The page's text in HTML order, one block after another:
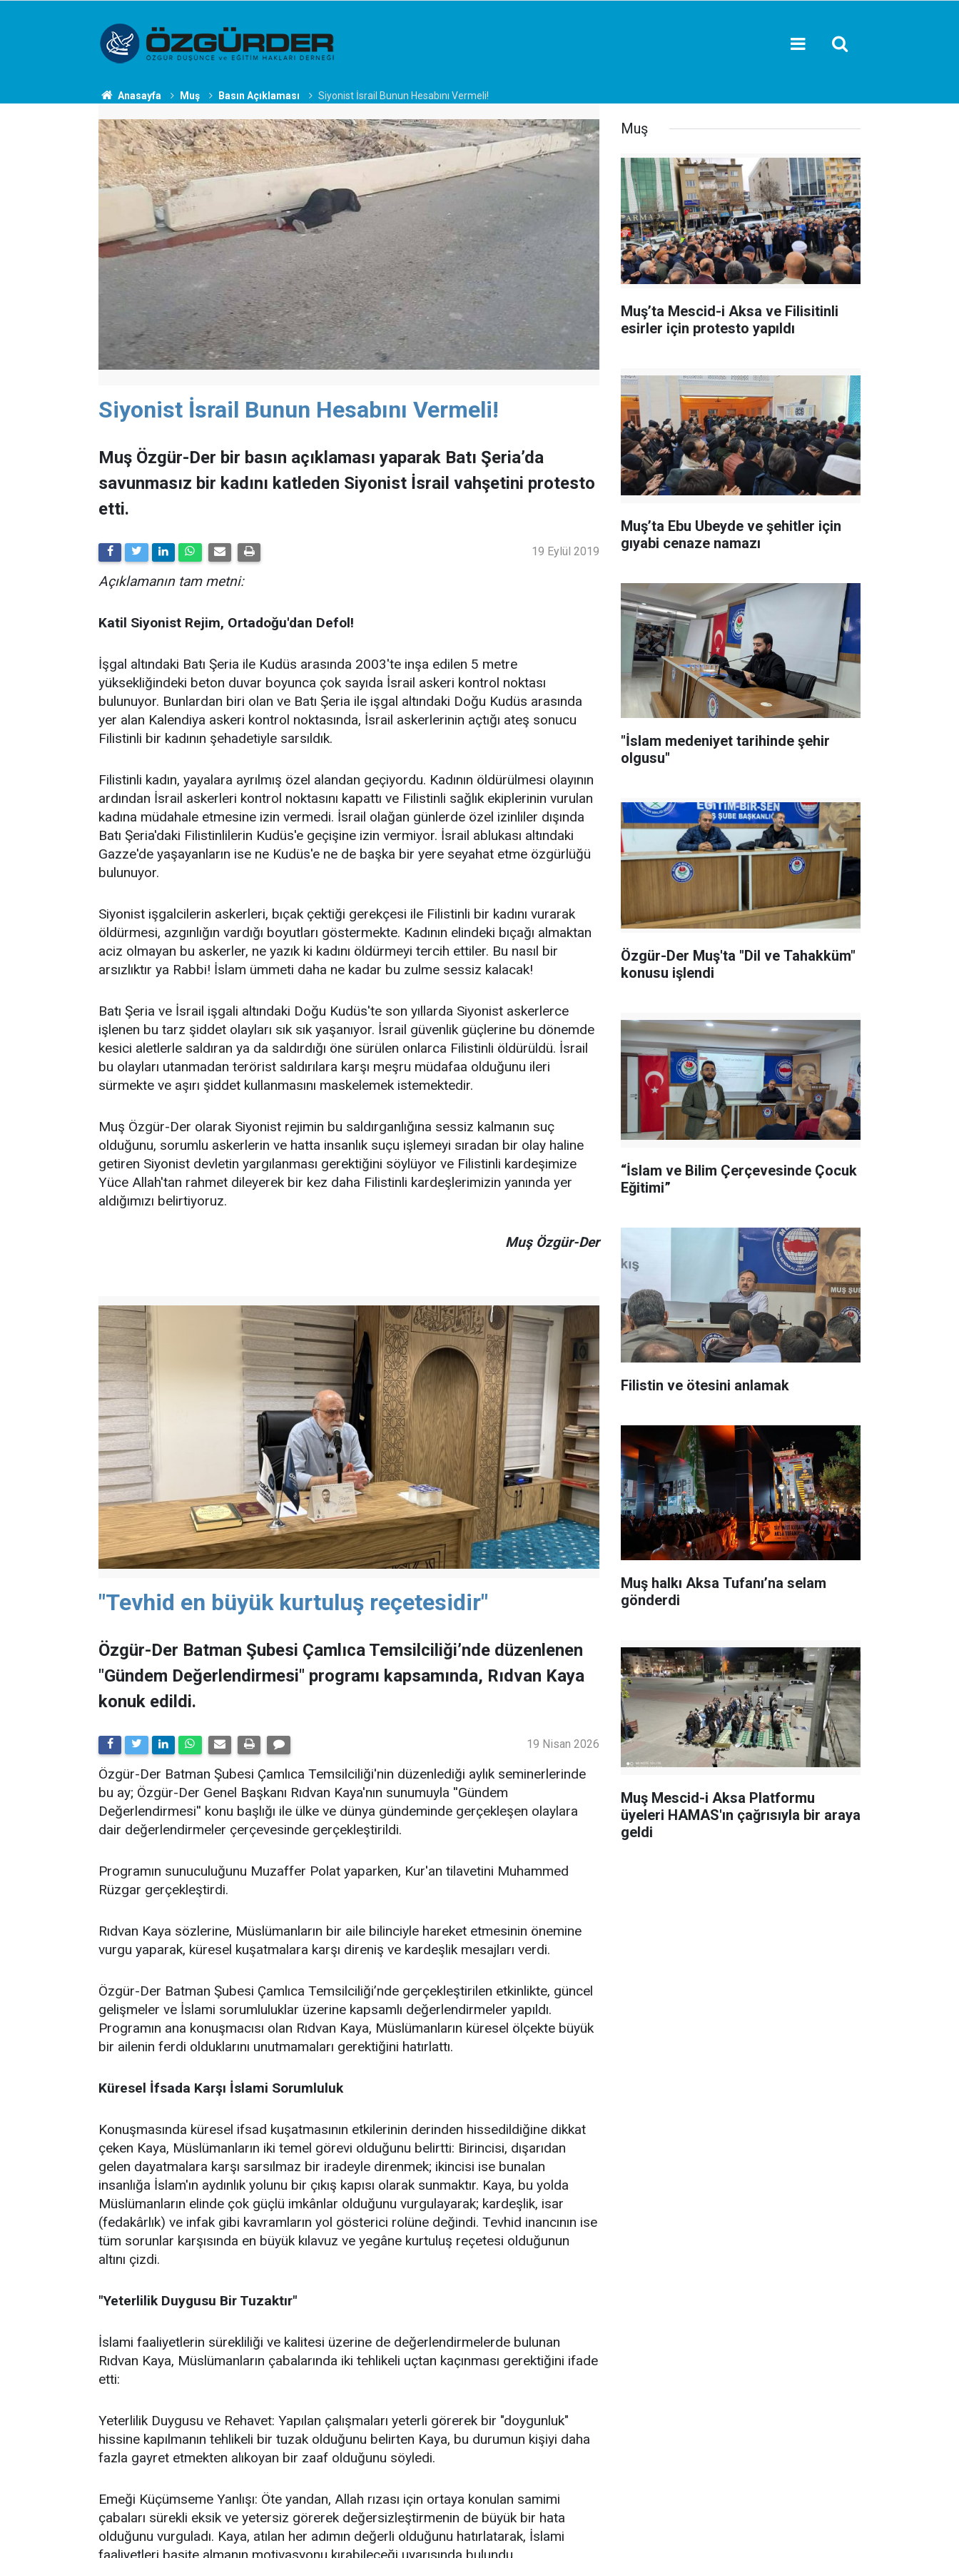
Anasayfa Muş Basın Açıklaması Siyonist İsrail Bunun Hesabını Vermeli!
Siyonist İsrail Bunun Hesabını Vermeli!
Muş Özgür-Der bir basın açıklaması yaparak Batı Şeria’da
savunmasız bir kadını katleden Siyonist İsrail vahşetini protesto
etti.
19 Eylül 2019
Açıklamanın tam metni:
Katil Siyonist Rejim, Ortadoğu'dan Defol!
İşgal altındaki Batı Şeria ile Kudüs arasında 2003'te inşa edilen 5 metre
yüksekliğindeki beton duvar boyunca çok sayıda İsrail askeri kontrol noktası
bulunuyor. Bunlardan biri olan ve Batı Şeria ile işgal altındaki Doğu Kudüs arasında
yer alan Kalendiya askeri kontrol noktasında, İsrail askerlerinin açtığı ateş sonucu
Filistinli bir kadının şehadetiyle sarsıldık.
Filistinli kadın, yayalara ayrılmış özel alandan geçiyordu. Kadının öldürülmesi olayının
ardından İsrail askerleri kontrol noktasını kapattı ve Filistinli sağlık ekiplerinin vurulan
kadına müdahale etmesine izin vermedi. İsrail olağan günlerde özel izinliler dışında
Batı Şeria'daki Filistinlilerin Kudüs'e geçişine izin vermiyor. İsrail ablukası altındaki
Gazze'de yaşayanların ise ne Kudüs'e ne de başka bir yere seyahat etme özgürlüğü
bulunuyor.
Siyonist işgalcilerin askerleri, bıçak çektiği gerekçesi ile Filistinli bir kadını vurarak
öldürmesi, azgınlığın vardığı boyutları göstermekte. Kadının elindeki bıçağı almaktan
aciz olmayan bu askerler, ne yazık ki kadını öldürmeyi tercih ettiler. Bu nasıl bir
arsızlıktır ya Rabbi! İslam ümmeti daha ne kadar bu zulme sessiz kalacak!
Batı Şeria ve İsrail işgali altındaki Doğu Kudüs'te son yıllarda Siyonist askerlerce
işlenen bu tarz şiddet olayları sık sık yaşanıyor. İsrail güvenlik güçlerine bu dönemde
kesici aletlerle saldıran ya da saldırdığı öne sürülen onlarca Filistinli öldürüldü. İsrail
bu olayları utanmadan terörist saldırılara karşı meşru müdafaa olduğunu ileri
sürmekte ve aşırı şiddet kullanmasını maskelemek istemektedir.
Muş Özgür-Der olarak Siyonist rejimin bu saldırganlığına sessiz kalmanın suç
olduğunu, sorumlu askerlerin ve hatta insanlık suçu işlemeyi sıradan bir olay haline
getiren Siyonist devletin yargılanması gerektiğini söylüyor ve Filistinli kardeşimize
Yüce Allah'tan rahmet dileyerek bir kez daha Filistinli kardeşlerimizin yanında yer
aldığımızı belirtiyoruz.
Muş Özgür-Der
"Tevhid en büyük kurtuluş reçetesidir"
Özgür-Der Batman Şubesi Çamlıca Temsilciliği’nde düzenlenen
"Gündem Değerlendirmesi" programı kapsamında, Rıdvan Kaya
konuk edildi.
19 Nisan 2026
​Özgür-Der Batman Şubesi Çamlıca Temsilciliği'nin düzenlediği aylık seminerlerinde
bu ay; Özgür-Der Genel Başkanı Rıdvan Kaya'nın sunumuyla ''Gündem
Değerlendirmesi'' konu başlığı ile ülke ve dünya gündeminde gerçekleşen olaylara
dair değerlendirmeler çerçevesinde gerçekleştirildi.
Programın sunuculuğunu Muzaffer Polat yaparken, Kur'an tilavetini Muhammed
Rüzgar gerçekleştirdi.
Rıdvan Kaya sözlerine, Müslümanların bir aile bilinciyle hareket etmesinin önemine
vurgu yaparak, küresel kuşatmalara karşı direniş ve kardeşlik mesajları verdi.
Özgür-Der Batman Şubesi Çamlıca Temsilciliği’nde gerçekleştirilen etkinlikte, güncel
gelişmeler ve İslami sorumluluklar üzerine kapsamlı değerlendirmeler yapıldı.
Programın ana konuşmacısı olan Rıdvan Kaya, Müslümanların küresel ölçekte büyük
bir ailenin ferdi olduklarını unutmamaları gerektiğini hatırlattı.
Küresel İfsada Karşı İslami Sorumluluk
Konuşmasında küresel ifsad kuşatmasının etkilerinin derinden hissedildiğine dikkat
çeken Kaya, Müslümanların iki temel görevi olduğunu belirtti: Birincisi, dışarıdan
gelen dayatmalara karşı sarsılmaz bir iradeyle direnmek; ikincisi ise bunalan
insanlığa İslam'ın aydınlık yolunu bir çıkış kapısı olarak sunmaktır. Kaya, bu yolda
Müslümanların elinde çok güçlü imkânlar olduğunu vurgulayarak; kardeşlik, isar
(fedakârlık) ve infak gibi kavramların yol gösterici rolüne değindi. Tevhid inancının ise
tüm sorunlar karşısında en büyük kılavuz ve yegâne kurtuluş reçetesi olduğunun
altını çizdi.
"Yeterlilik Duygusu Bir Tuzaktır"
İslami faaliyetlerin sürekliliği ve kalitesi üzerine de değerlendirmelerde bulunan
Rıdvan Kaya, Müslümanların çabalarında iki tehlikeli uçtan kaçınması gerektiğini ifade
etti:
Yeterlilik Duygusu ve Rehavet: Yapılan çalışmaları yeterli görerek bir "doygunluk"
hissine kapılmanın tehlikeli bir tuzak olduğunu belirten Kaya, bu durumun kişiyi daha
fazla gayret etmekten alıkoyan bir zaaf olduğunu söyledi.
Emeği Küçümseme Yanlışı: Öte yandan, Allah rızası için ortaya konulan samimi
çabaları sürekli eksik ve yetersiz görerek değersizleştirmenin de büyük bir hata
olduğunu vurguladı. Kaya, atılan her adımın değerli olduğunu hatırlatarak, İslami
faaliyetleri basite almanın motivasyonu kırabileceği uyarısında bulundu.
Muş
Muş’ta Mescid-i Aksa ve Filisitinli
esirler için protesto yapıldı
Muş’ta Ebu Ubeyde ve şehitler için
gıyabi cenaze namazı
"İslam medeniyet tarihinde şehir
olgusu"
Özgür-Der Muş'ta "Dil ve Tahakküm"
konusu işlendi
“İslam ve Bilim Çerçevesinde Çocuk
Eğitimi”
Filistin ve ötesini anlamak
Muş halkı Aksa Tufanı’na selam
gönderdi
Muş Mescid-i Aksa Platformu
üyeleri HAMAS'ın çağrısıyla bir araya
geldi